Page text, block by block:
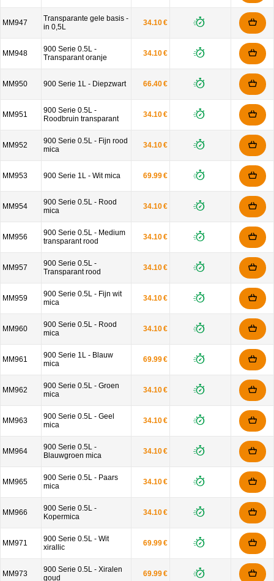
MM947
Transparante gele basis -
in 0,5L
34.10 €
MM948
900 Serie 0.5L -
Transparant oranje
34.10 €
MM950 900 Serie 1L - Diepzwart 66.40 €
MM951
900 Serie 0.5L -
Roodbruin transparant
34.10 €
MM952
900 Serie 0.5L - Fijn rood
mica
34.10 €
MM953 900 Serie 1L - Wit mica 69.99 €
MM954
900 Serie 0.5L - Rood
mica
34.10 €
MM956
900 Serie 0.5L - Medium
transparant rood
34.10 €
MM957
900 Serie 0.5L -
Transparant rood
34.10 €
MM959
900 Serie 0.5L - Fijn wit
mica
34.10 €
MM960
900 Serie 0.5L - Rood
mica
34.10 €
MM961
900 Serie 1L - Blauw
mica
69.99 €
MM962
900 Serie 0.5L - Groen
mica
34.10 €
MM963
900 Serie 0.5L - Geel
mica
34.10 €
MM964
900 Serie 0.5L -
Blauwgroen mica
34.10 €
MM965
900 Serie 0.5L - Paars
mica
34.10 €
MM966
900 Serie 0.5L -
Kopermica
34.10 €
MM971
900 Serie 0.5L - Wit
xirallic
69.99 €
MM973
900 Serie 0.5L - Xiralen
goud
69.99 €